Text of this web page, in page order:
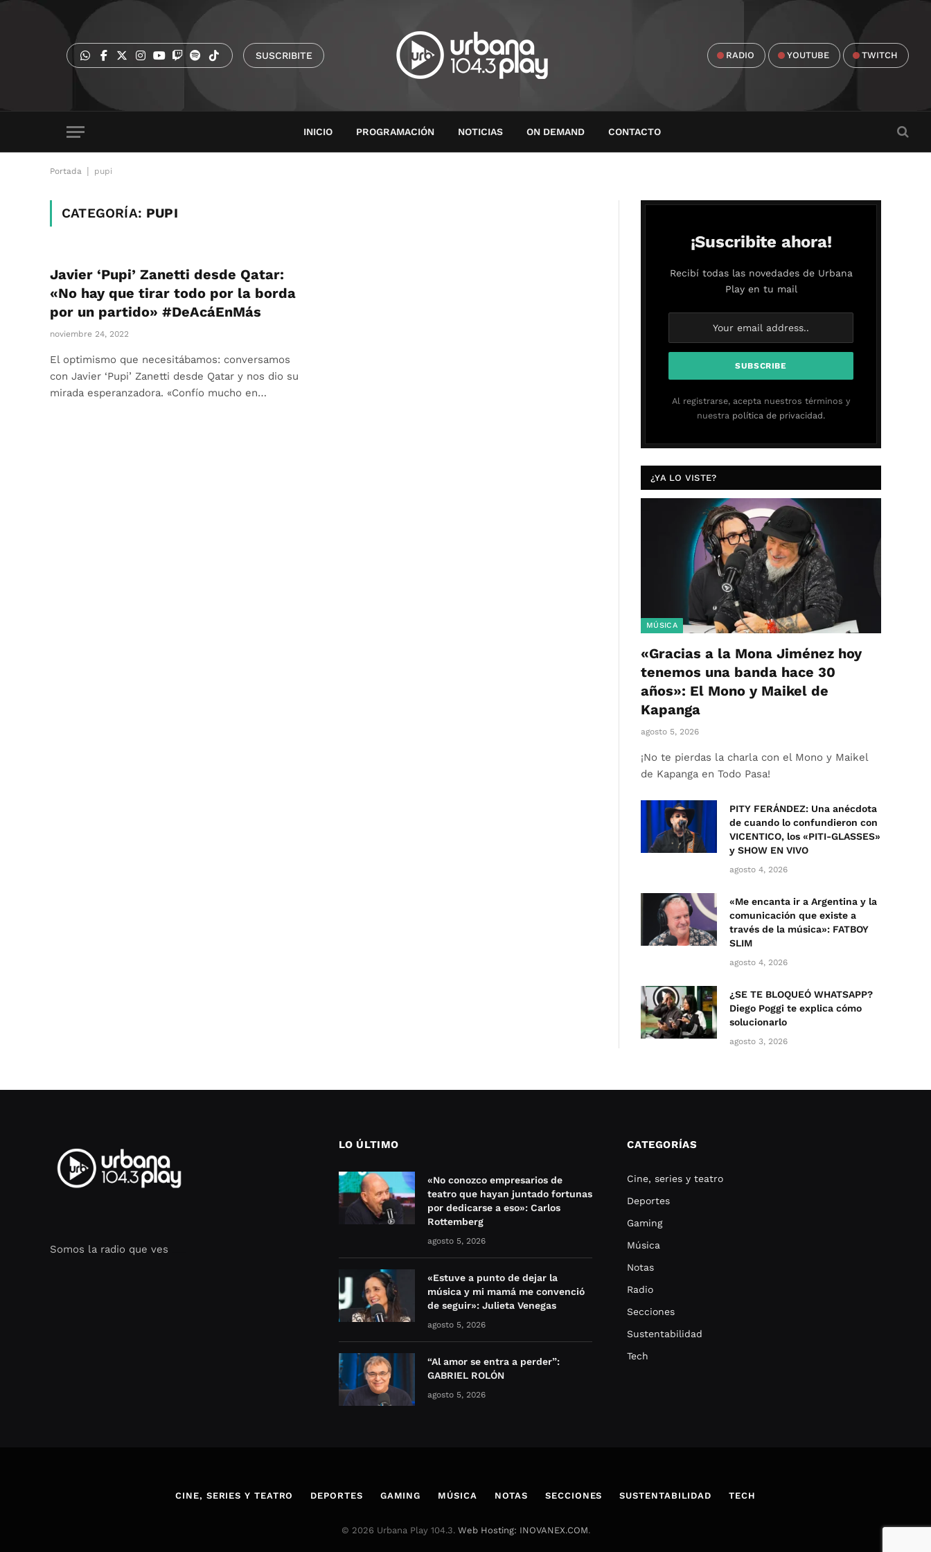
SUSCRIBITE RADIO YOUTUBE TWITCH
INICIO PROGRAMACIÓN NOTICIAS ON DEMAND CONTACTO
Portada pupi
CATEGORÍA: PUPI
Javier ‘Pupi’ Zanetti desde Qatar:
«No hay que tirar todo por la borda
por un partido» #DeAcáEnMás
noviembre 24, 2022
El optimismo que necesitábamos: conversamos
con Javier ‘Pupi’ Zanetti desde Qatar y nos dio su
mirada esperanzadora. «Confío mucho en…
¡Suscribite ahora!
Recibí todas las novedades de Urbana
Play en tu mail
Al registrarse, acepta nuestros términos y
nuestra política de privacidad.
¿YA LO VISTE?
MÚSICA
«Gracias a la Mona Jiménez hoy
tenemos una banda hace 30
años»: El Mono y Maikel de
Kapanga
agosto 5, 2026
¡No te pierdas la charla con el Mono y Maikel
de Kapanga en Todo Pasa!
PITY FERÁNDEZ: Una anécdota
de cuando lo confundieron con
VICENTICO, los «PITI-GLASSES»
y SHOW EN VIVO
agosto 4, 2026
«Me encanta ir a Argentina y la
comunicación que existe a
través de la música»: FATBOY
SLIM
agosto 4, 2026
¿SE TE BLOQUEÓ WHATSAPP?
Diego Poggi te explica cómo
solucionarlo
agosto 3, 2026
Somos la radio que ves
LO ÚLTIMO
«No conozco empresarios de
teatro que hayan juntado fortunas
por dedicarse a eso»: Carlos
Rottemberg
agosto 5, 2026
«Estuve a punto de dejar la
música y mi mamá me convenció
de seguir»: Julieta Venegas
agosto 5, 2026
“Al amor se entra a perder”:
GABRIEL ROLÓN
agosto 5, 2026
CATEGORÍAS
Cine, series y teatro
Deportes
Gaming
Música
Notas
Radio
Secciones
Sustentabilidad
Tech
CINE, SERIES Y TEATRO DEPORTES GAMING MÚSICA NOTAS SECCIONES SUSTENTABILIDAD TECH
© 2026 Urbana Play 104.3. Web Hosting: INOVANEX.COM.